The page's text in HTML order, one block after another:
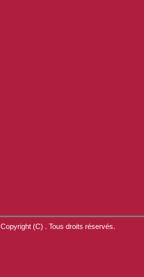
Copyright (C) . Tous droits réservés.